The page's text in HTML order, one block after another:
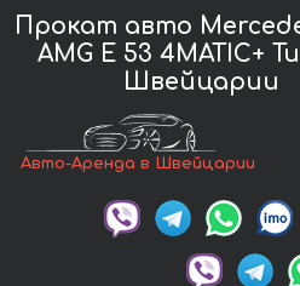
Прокат авто
AMG E 53 4MATIC+
Швейцарии
Авто-Аренда в Швейцарии